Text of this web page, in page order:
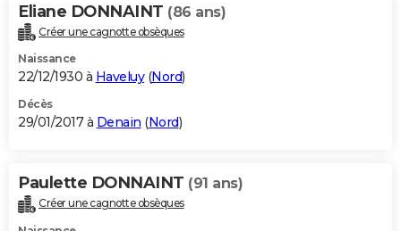
Eliane DONNAINT (86 ans)
Créer une cagnotte obsèques
Naissance
22/12/1930 à Haveluy(Nord)
Décès
29/01/2017 à Denain (Nord)
Paulette DONNAINT (91 ans)
Créer une cagnotte obsèques